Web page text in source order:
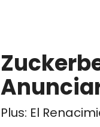
Plus: El